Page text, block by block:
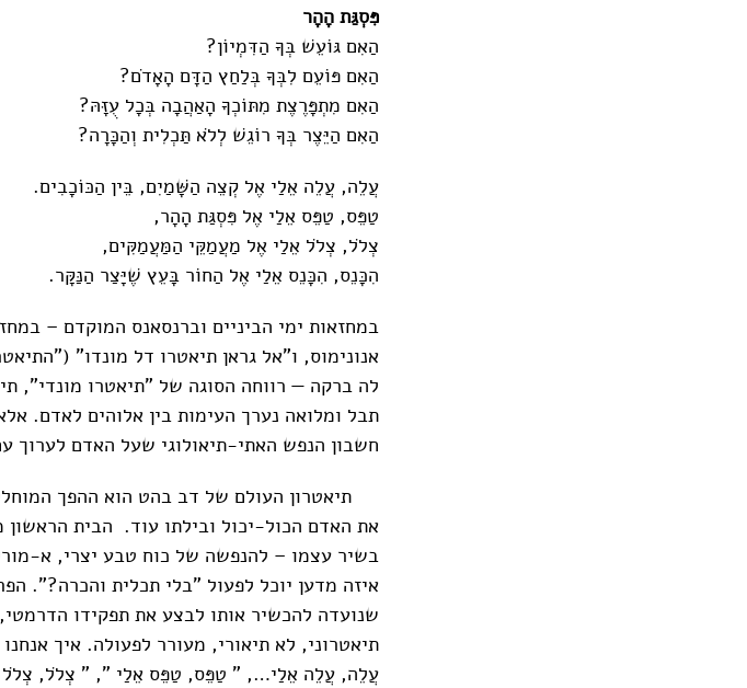
פִּסְגַּת הָהָר
הַאִם גּוֹעֵשׁ בְּךָ הַדִּמְיוֹן?
הַאִם פּוֹעֵם לִבְּךָ בְּלַחַץ הַדָּם הָאָדֹם?
הַאִם מִתְפָּרֶצֶת מִתּוֹכְךָ הָאַהֲבָה בְּכָל עֻזָּהּ?
הַאִם הַיֵּצֶר בְּךָ רוֹגֵשׁ לְלֹא תַּכְלִית וְהַכָּרָה?
עֲלֵה, עֲלֵה אֵלַי אֶל קְצֵה הַשָּׁמַיִם, בֵּין הַכּוֹכָבִים.
טַפֵּס, טַפֵּס אֵלַי אֶל פִּסְגַּת הָהָר,
צְלֹל, צְלֹל אֵלַי אֶל מַעֲמַקֵּי הַמַּעֲמַקִּים,
הִכָּנֵס, הִכָּנֵס אֵלַי אֶל הַחוֹר בָּעֵץ שֶׁיָּצַר הַנַּקָּר.
במחזאות ימי הביניים וברנסאנס המוקדם –
אנונימוס, ו"אל גראן תיאטרו דל מונדו"
לה ברקה — רווחה הסוגה של "תיאטרו מונדי",
תבל ומלואה נערך העימות בין אלוהים לאדם.
חשבון הנפש האתי-תיאולוגי שעל האדם לערוך
תיאטרון העולם של דב בהט הוא ההפך
את האדם הכול-יכול ובילתו עוד. הבית
בשיר עצמו – להנפשה של כוח טבע יצרי, א-
איזה מדען יוכל לפעול "בלי תכלית והכרה?".
שנועדה להכשיר אותו לבצע את תפקידו
תיאטרוני, לא תיאורי, מעורר לפעולה. איך
עֲלֵה, עֲלֵה אֵלַי…, " טַפֵּס, טַפֵּס אֵלַי ", " צְלֹל,